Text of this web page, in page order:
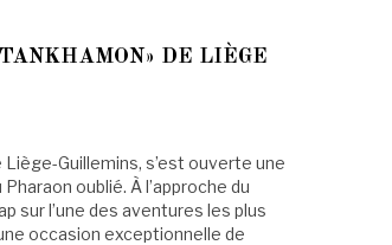
DE LIÈGE
Liège-Guillemins, s’est ouverte une
oublié. À l’approche du
sur l’une des aventures les plus
occasion exceptionnelle de